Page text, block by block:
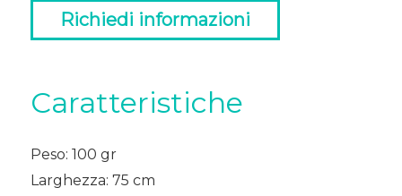
Richiedi informazioni
Caratteristiche
Peso: 100 gr
Larghezza: 75 cm